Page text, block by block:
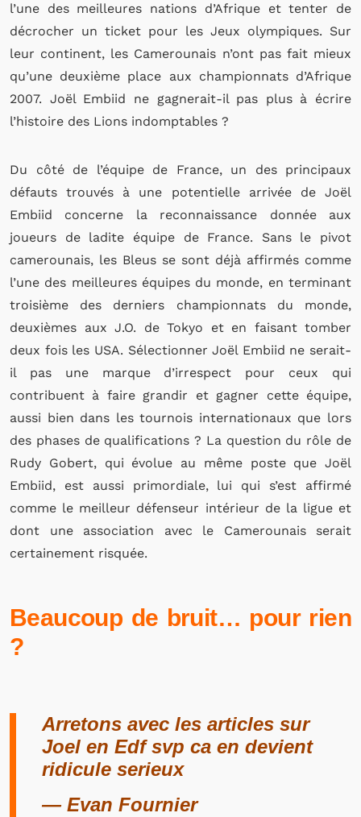
l’une des meilleures nations d’Afrique et tenter de
décrocher un ticket pour les Jeux olympiques. Sur
leur continent, les Camerounais n’ont pas fait mieux
qu’une deuxième place aux championnats d’Afrique
2007. Joël Embiid ne gagnerait-il pas plus à écrire
l’histoire des Lions indomptables ?
Du côté de l’équipe de France, un des principaux
défauts trouvés à une potentielle arrivée de Joël
Embiid concerne la reconnaissance donnée aux
joueurs de ladite équipe de France. Sans le pivot
camerounais, les Bleus se sont déjà affirmés comme
l’une des meilleures équipes du monde, en terminant
troisième des derniers championnats du monde,
deuxièmes aux J.O. de Tokyo et en faisant tomber
deux fois les USA. Sélectionner Joël Embiid ne serait-
il pas une marque d’irrespect pour ceux qui
contribuent à faire grandir et gagner cette équipe,
aussi bien dans les tournois internationaux que lors
des phases de qualifications ? La question du rôle de
Rudy Gobert, qui évolue au même poste que Joël
Embiid, est aussi primordiale, lui qui s’est affirmé
comme le meilleur défenseur intérieur de la ligue et
dont une association avec le Camerounais serait
certainement risquée.
Beaucoup de bruit… pour rien
?
Arretons avec les articles sur
Joel en Edf svp ca en devient
ridicule serieux
— Evan Fournier